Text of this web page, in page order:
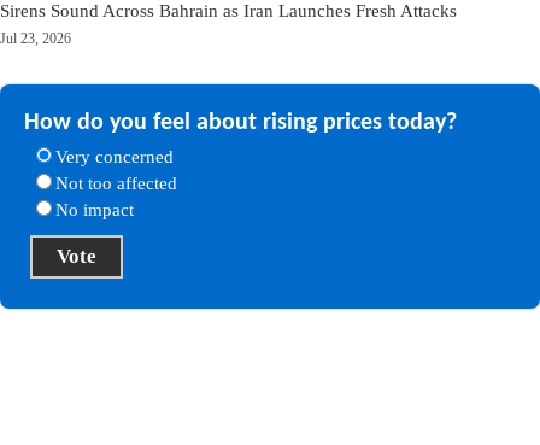
Sirens Sound Across Bahrain as Iran Launches Fresh Attacks
Jul 23, 2026
How do you feel about rising prices today?
Very concerned
Not too affected
No impact